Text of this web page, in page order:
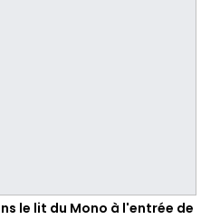
le lit du Mono à l'entrée de